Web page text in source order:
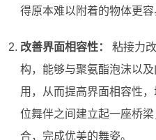
得原本难以附着的物体更容
改善界面相容性：
粘接力
构，能够与聚氨酯泡沫以
用，从而提高界面相容性
位舞伴之间建立起一座桥
合，完成优美的舞姿。